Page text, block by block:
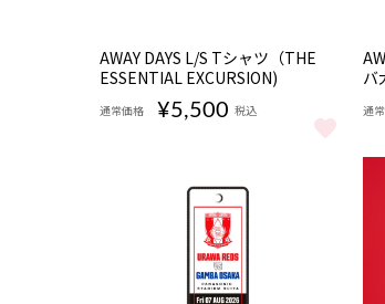
NEW
AWAY DAYS L/S Tシャツ（THE
ESSENTIAL EXCURSION)
通常価格 ¥5,500 税込
AWAY DAYS L/S Tシャツ（THE
バ
通